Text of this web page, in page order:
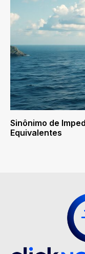
Sinônimo de
Equivalentes